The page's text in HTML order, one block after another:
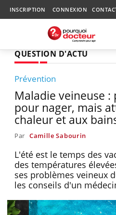
INSCRIPTION CONNEXION
QUESTION D'ACTU
Prévention
Maladie veineuse
pour nager, mais
chaleur et aux
Par Camille Sabourin
L'été est le temps des
des températures
ses problèmes veineux
les conseils d'un